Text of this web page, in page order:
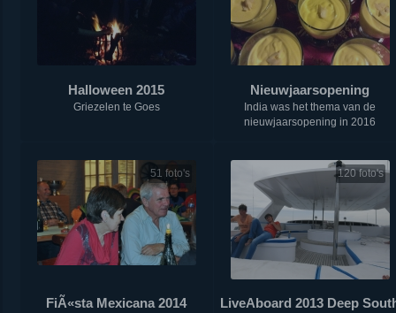
Halloween 2015
Griezelen te Goes
Nieuwjaarsopening
India was het thema van de
nieuwjaarsopening in 2016
51 foto's
FiÃ«sta Mexicana 2014
120 foto's
LiveAboard 2013 Deep